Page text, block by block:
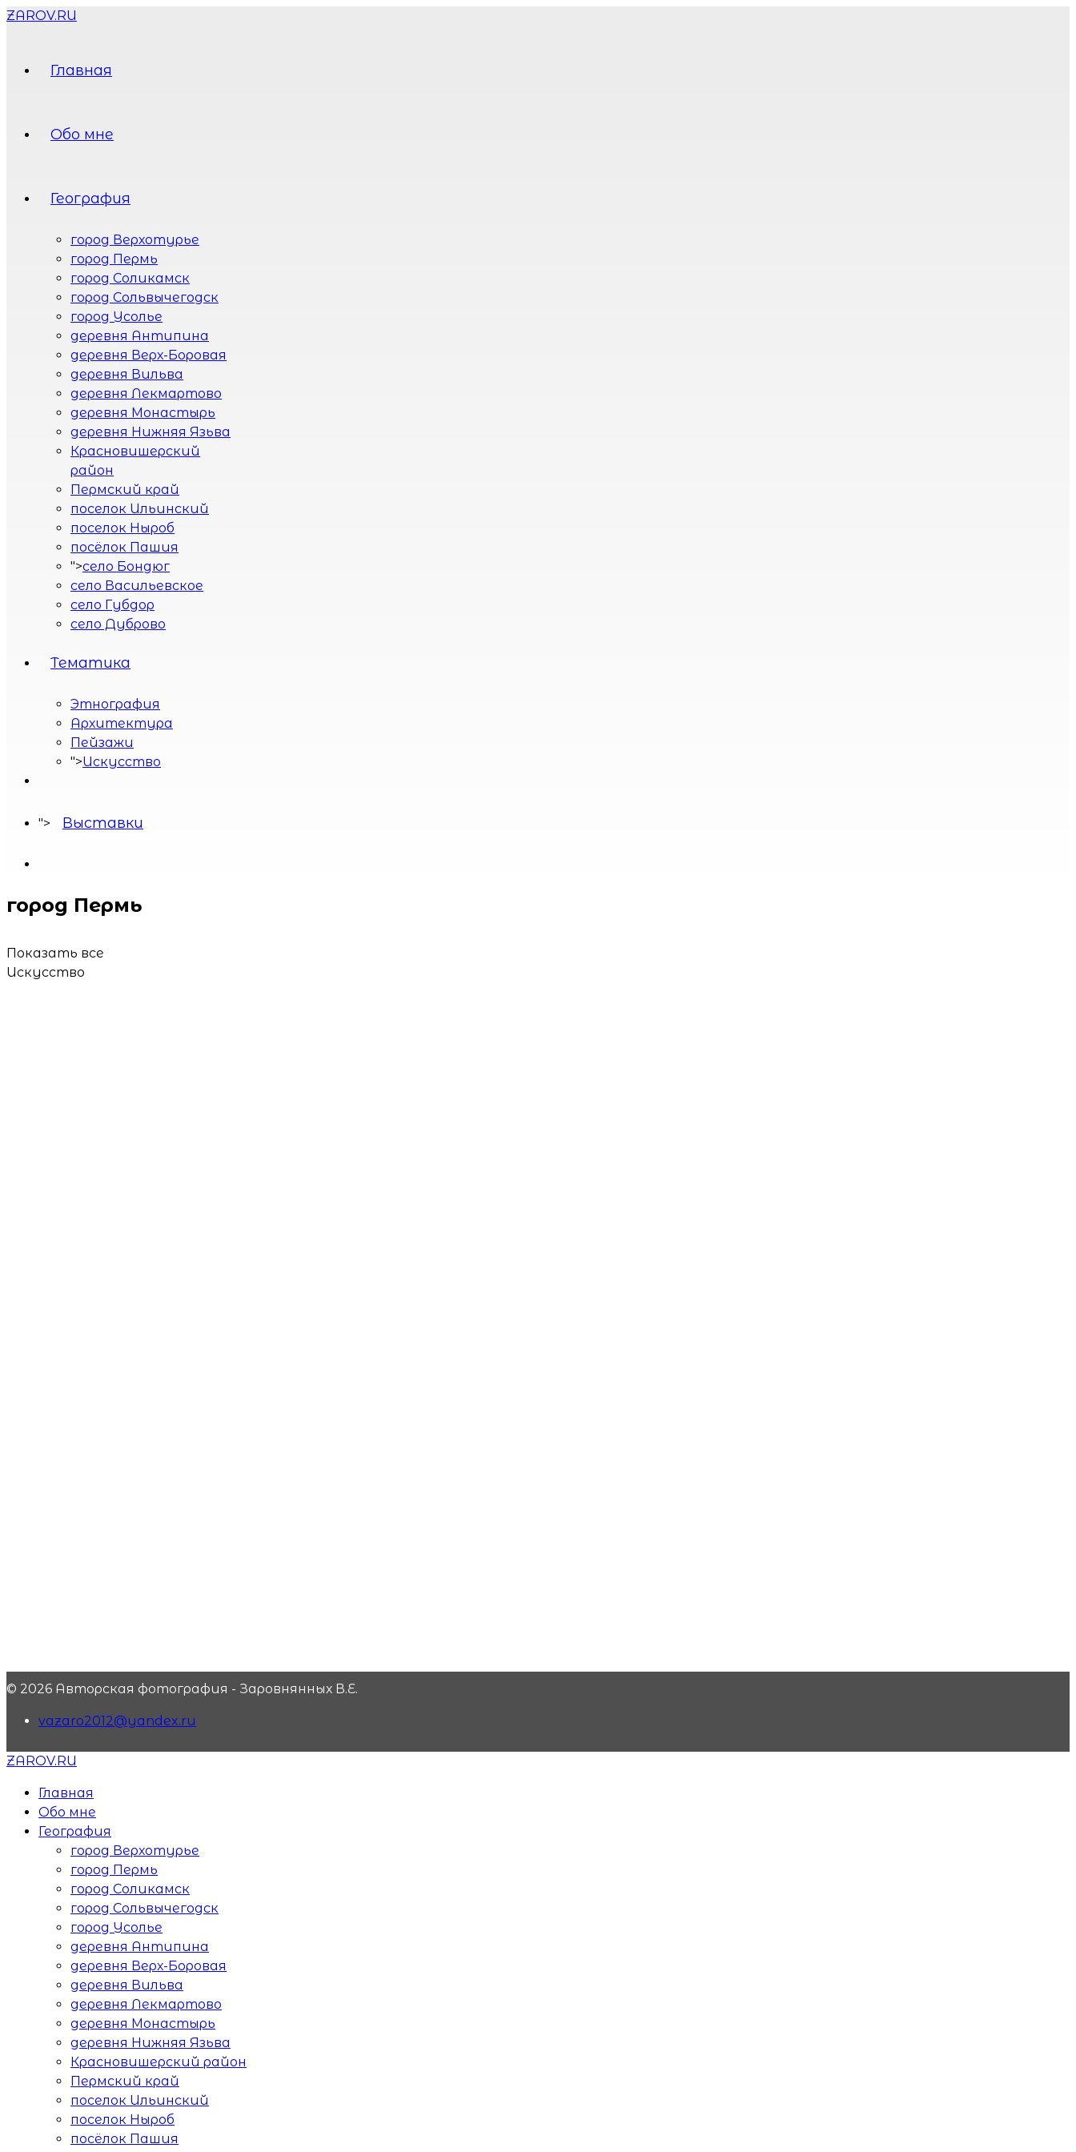
ZAROV.RU
Главная
Обо мне
География
город Верхотурье
город Пермь
город Соликамск
город Сольвычегодск
город Усолье
деревня Антипина
деревня Верх-Боровая
деревня Вильва
деревня Лекмартово
деревня Монастырь
деревня Нижняя Язьва
Красновишерский
район
Пермский край
поселок Ильинский
поселок Ныроб
посёлок Пашия
">село Бондюг
село Васильевское
село Губдор
село Дуброво
село Лимеж
село Пыскор
село Усть-Вымь
Тематика
Этнография
Архитектура
Пейзажи
">Искусство
"> Выставки
город Пермь
Показать все
Искусство
© 2026 Авторская фотография - Заровнянных В.Е.
vazaro2012@yandex.ru
ZAROV.RU
Главная
Обо мне
География
город Верхотурье
город Пермь
город Соликамск
город Сольвычегодск
город Усолье
деревня Антипина
деревня Верх-Боровая
деревня Вильва
деревня Лекмартово
деревня Монастырь
деревня Нижняя Язьва
Красновишерский район
Пермский край
поселок Ильинский
поселок Ныроб
посёлок Пашия